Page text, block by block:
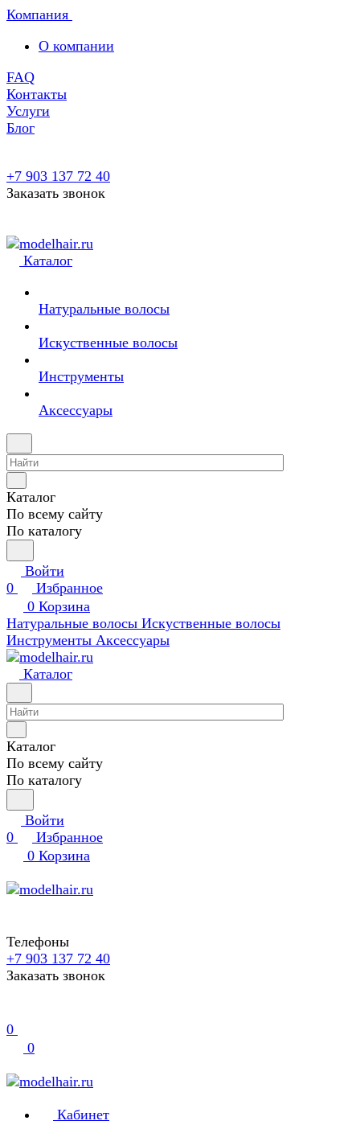
Компания
О компании
FAQ
Контакты
Услуги
Блог
+7 903 137 72 40
Заказать звонок
Каталог
Натуральные волосы
Искуственные волосы
Инструменты
Аксессуары
Каталог
По всему сайту
По каталогу
Войти
0
Избранное
0 Корзина
Натуральные волосы Искуственные волосы
Инструменты Аксессуары
Каталог
Каталог
По всему сайту
По каталогу
Войти
0
Избранное
0 Корзина
Телефоны
+7 903 137 72 40
Заказать звонок
0
0
Кабинет